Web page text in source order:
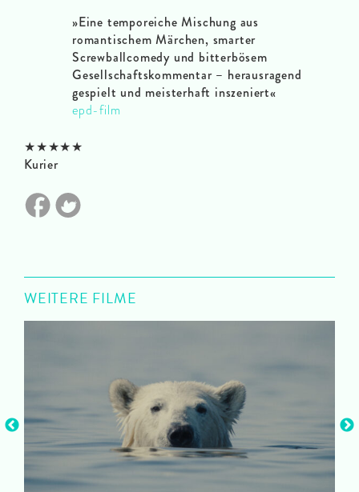
»Eine temporeiche Mischung aus
romantischem Märchen, smarter
Screwballcomedy und bitterbösem
Gesellschaftskommentar – herausragend
gespielt und meisterhaft inszeniert«
epd-film
★★★★★
Kurier
WEITERE FILME